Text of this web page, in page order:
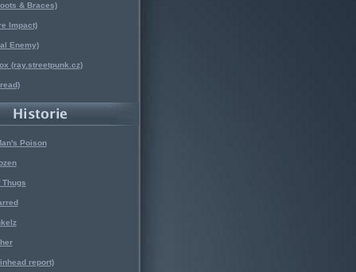
& Braces)
Impact)
Enemy)
(ray.streetpunk.cz)
Poison
Thugs
report)